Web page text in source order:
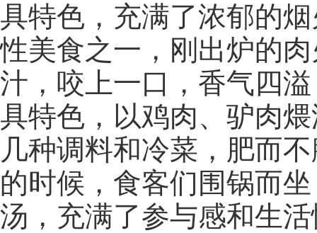
具特色，充满了浓郁的
性美食之一，刚出炉的
汁，咬上一口，香气四
具特色，以鸡肉、驴肉
几种调料和冷菜，肥而
的时候，食客们围锅而
汤，充满了参与感和生